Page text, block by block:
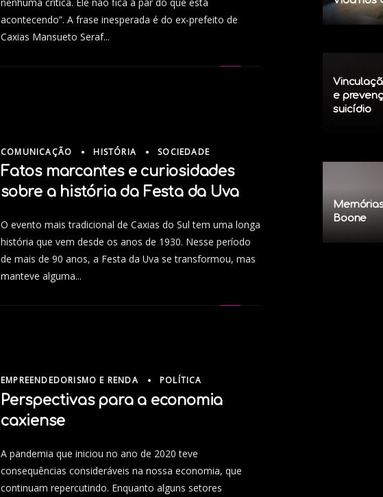
nenhuma crítica. Ele não fica a par do que está
acontecendo”. A frase inesperada é do ex-prefeito de
Caxias Mansueto Seraf...
COMUNICAÇÃO HISTÓRIA SOCIEDADE
Fatos marcantes e curiosidades
sobre a história da Festa da Uva
O evento mais tradicional de Caxias do Sul tem uma longa
história que vem desde os anos de 1930. Nesse período
de mais de 90 anos, a Festa da Uva se transformou, mas
manteve alguma...
EMPREENDEDORISMO E RENDA POLÍTICA
Perspectivas para a economia
caxiense
A pandemia que iniciou no ano de 2020 teve
consequências consideráveis na nossa economia, que
continuam repercutindo. Enquanto alguns setores
e
suicídio
Boone